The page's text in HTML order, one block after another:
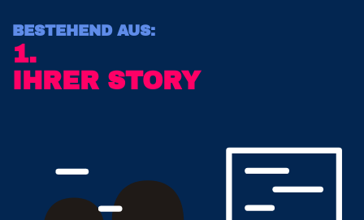
E-MAIL
BESTEHEND AUS:
1.
IHRER STORY